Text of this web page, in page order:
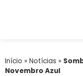
Início » Notícias »
Novembro Azul